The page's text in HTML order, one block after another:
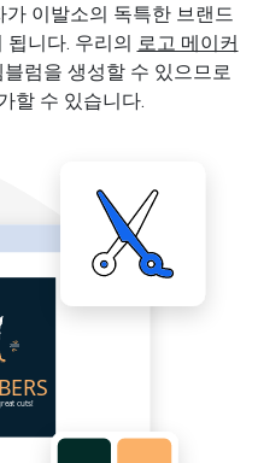
이발소의 독특한 브랜드
니다. 우리의 로고 메이커
럼을 생성할 수 있으므로
할 수 있습니다.